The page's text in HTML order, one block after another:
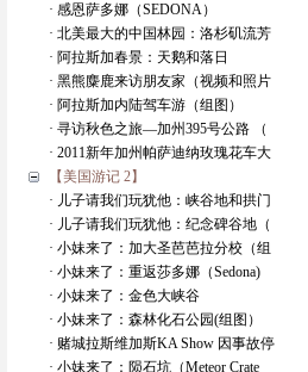
· 感恩萨多娜（SEDONA）
· 北美最大的中国林园：洛杉矶流芳
· 阿拉斯加春景：天鹅和落日
· 黑熊麋鹿来访朋友家（视频和照片
· 阿拉斯加内陆驾车游（组图）
· 寻访秋色之旅—加州395号公路 （
· 2011新年加州帕萨迪纳玫瑰花车大
【美国游记 2】
· 儿子请我们玩犹他：峡谷地和拱门
· 儿子请我们玩犹他：纪念碑谷地（
· 小妹来了：加大圣芭芭拉分校（组
· 小妹来了：重返莎多娜（Sedona)
· 小妹来了：金色大峡谷
· 小妹来了：森林化石公园(组图）
· 赌城拉斯维加斯KA Show 因事故停
· 小妹来了：陨石坑（Meteor Crate